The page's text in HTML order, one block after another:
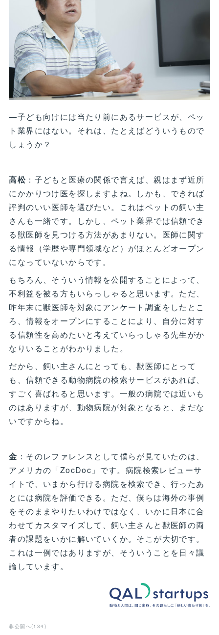
―子ども向けには当たり前にあるサービスが、ペッ
ト業界にはない。それは、たとえばどういうもので
しょうか？
高松 ：子どもと医療の関係で言えば、親はまず近所
にかかりつけ医を探しますよね。しかも、できれば
評判のいい医師を選びたい。これはペットの飼い主
さんも一緒です。しかし、ペット業界では信頼でき
る獣医師を見つける方法があまりない。医師に関す
る情報（学歴や専門領域など）がほとんどオープン
になっていないからです。
もちろん、そういう情報を公開することによって、
不利益を被る方もいらっしゃると思います。ただ、
昨年末に獣医師を対象にアンケート調査をしたとこ
ろ、情報をオープンにすることにより、自分に対す
る信頼性を高めたいと考えていらっしゃる先生がか
なりいることがわかりました。
だから、飼い主さんにとっても、獣医師にとって
も、信頼できる動物病院の検索サービスがあれば、
すごく喜ばれると思います。一般の病院では近いも
のはありますが、動物病院が対象となると、まだな
いですからね。
金 ：そのレファレンスとして僕らが見ていたのは、
アメリカの「ZocDoc」です。病院検索レビューサ
イトで、いまから行ける病院を検索でき、行ったあ
とには病院を評価できる。ただ、僕らは海外の事例
をそのままやりたいわけではなく、いかに日本に合
わせてカスタマイズして、飼い主さんと獣医師の両
者の課題をいかに解いていくか。そこが大切です。
これは一例ではありますが、そういうことを日々議
論しています。
非公開へ(134 )